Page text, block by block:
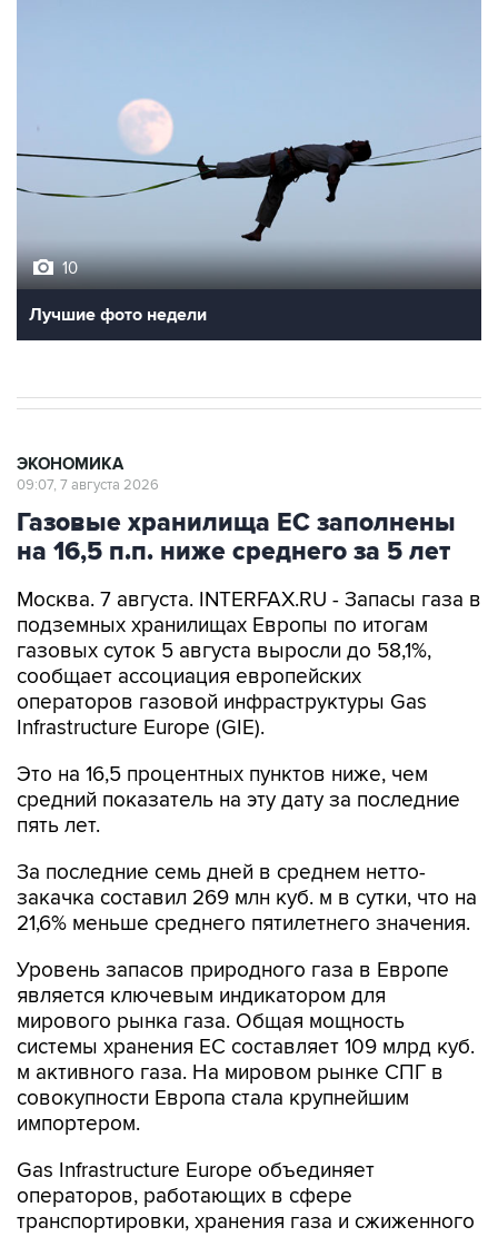
10
Лучшие фото недели
ЭКОНОМИКА
09:07, 7 августа 2026
Газовые хранилища ЕС заполнены
на 16,5 п.п. ниже среднего за 5 лет
Москва. 7 августа. INTERFAX.RU - Запасы газа в
подземных хранилищах Европы по итогам
газовых суток 5 августа выросли до 58,1%,
сообщает ассоциация европейских
операторов газовой инфраструктуры Gas
Infrastructure Europe (GIE).
Это на 16,5 процентных пунктов ниже, чем
средний показатель на эту дату за последние
пять лет.
За последние семь дней в среднем нетто-
закачка составил 269 млн куб. м в сутки, что на
21,6% меньше среднего пятилетнего значения.
Уровень запасов природного газа в Европе
является ключевым индикатором для
мирового рынка газа. Общая мощность
системы хранения ЕС составляет 109 млрд куб.
м активного газа. На мировом рынке СПГ в
совокупности Европа стала крупнейшим
импортером.
Gas Infrastructure Europe объединяет
операторов, работающих в сфере
транспортировки, хранения газа и сжиженного